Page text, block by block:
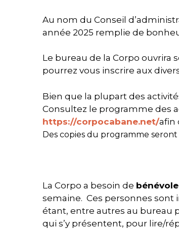
Au nom du Conseil
année 2025 remplie de
Le bureau de la Corpo ouvrira
pourrez vous inscrire aux
Bien que la plupart des
Consultez le programme des
https://corpocabane.net/afin
Des copies du programme
La Corpo a besoin de
semaine. Ces personnes
étant, entre autres au bureau
qui s’y présentent, pour lire/